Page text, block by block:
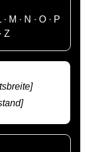
· M · N · O · P
Z